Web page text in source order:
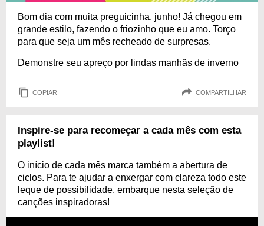
Bom dia com muita preguicinha, junho! Já chegou em
grande estilo, fazendo o friozinho que eu amo. Torço
para que seja um mês recheado de surpresas.
Demonstre seu apreço por lindas manhãs de inverno
COPIAR COMPARTILHAR
Inspire-se para recomeçar a cada mês com esta
playlist!
O início de cada mês marca também a abertura de
ciclos. Para te ajudar a enxergar com clareza todo este
leque de possibilidade, embarque nesta seleção de
canções inspiradoras!